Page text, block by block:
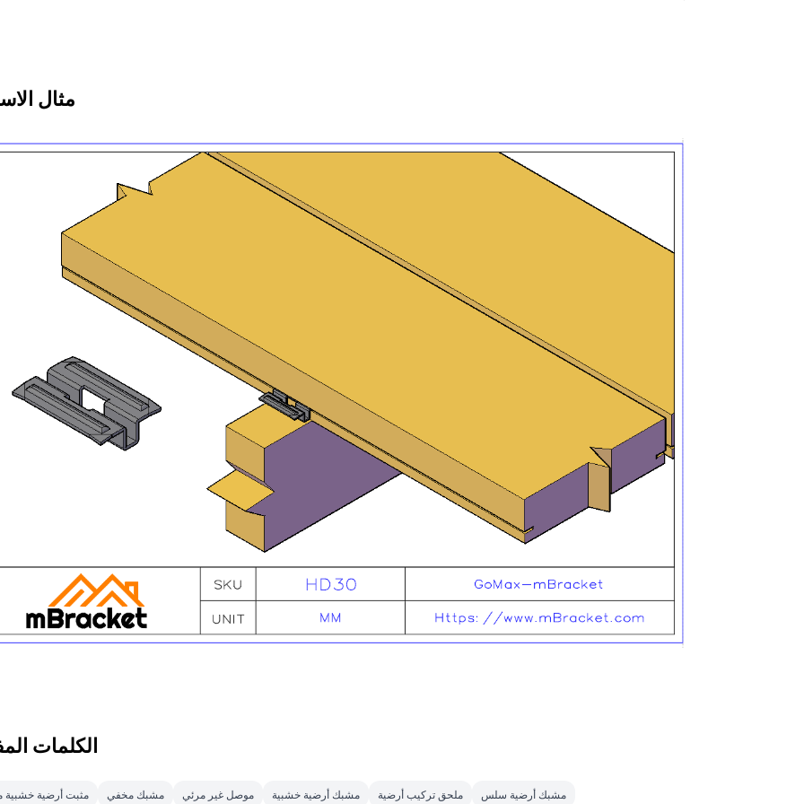
مثال
الكلمات
مثبت أرضية مشبك مخفي موصل غير مرئي مشبك أرضية خشبية ملحق تركيب أرضية مشبك أرضية سلس